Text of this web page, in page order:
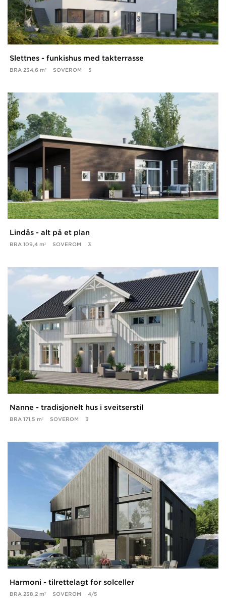
Slettnes - funkishus med takterrasse
BRA 234,6 m² SOVEROM 5
Lindås - alt på et plan
BRA 109,4 m² SOVEROM 3
Nanne - tradisjonelt hus i sveitserstil
BRA 171,5 m² SOVEROM 3
Harmoni - tilrettelagt for solceller
BRA 238,2 m² SOVEROM 4/5